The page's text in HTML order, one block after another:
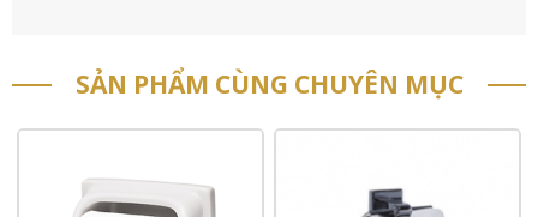
SẢN PHẨM CÙNG CHUYÊN MỤC